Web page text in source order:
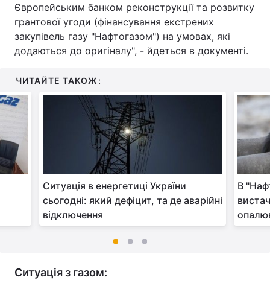
Європейським банком реконструкції та розвитку
грантової угоди (фінансування екстрених
закупівель газу "Нафтогазом") на умовах, які
додаються до оригіналу", - йдеться в документі.
ЧИТАЙТЕ ТАКОЖ:
Ситуація в енергетиці України
сьогодні: який дефіцит, та де аварійні
відключення
В
Ситуація з газом: